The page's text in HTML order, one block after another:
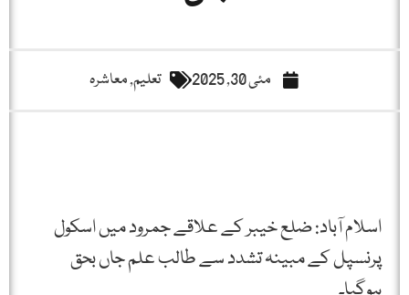
مئی 30, 2025 تعلیم,معاشرہ
اسلام آباد: ضلع خیبر کے علاقے جمرود میں اسکول
پرنسپل کے مبینہ تشدد سے طالب علم جاں بحق